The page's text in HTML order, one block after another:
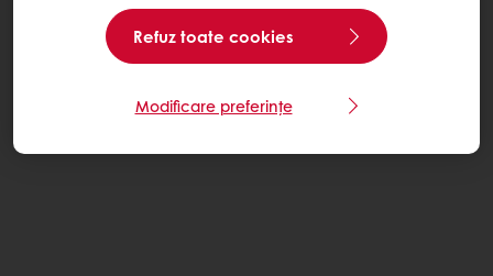
Refuz toate cookies
Modificare preferințe